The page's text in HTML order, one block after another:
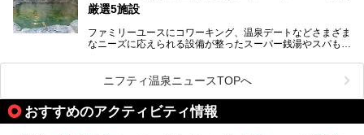
厳選5施設
ファミリーユースにコワーキング、温泉デートなどさまざま
なニーズに応えられる設備が整ったスーパー銭湯やスパも、
いった個性が魅力の温泉も、どちらも充実している広島県。
今回は、そんな広島県にある温浴施設のなかから、筆者が
「一度訪ねてみたい」と気になっている魅力的な施設を5件
ピックアップして紹介します。
※2021/07/30時点の情報です。
ニフティ温泉ニュースTOPへ
おすすめのアクティビティ情報